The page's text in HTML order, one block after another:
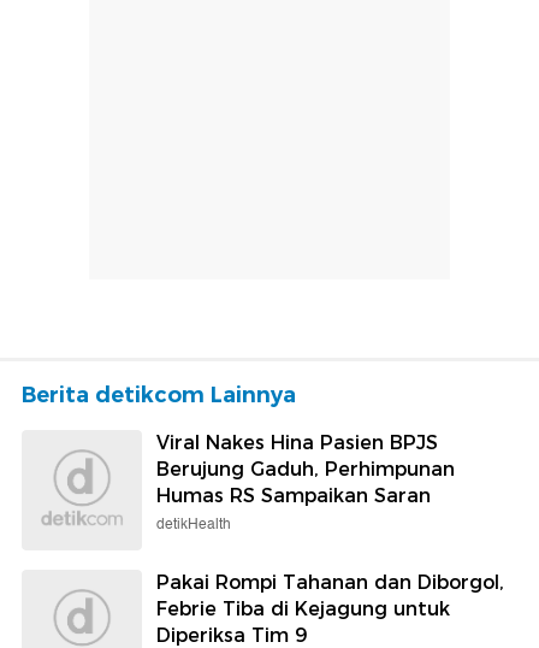
Berita detikcom Lainnya
Viral Nakes Hina Pasien BPJS
Berujung Gaduh, Perhimpunan
Humas RS Sampaikan Saran
detikHealth
Pakai Rompi Tahanan dan Diborgol,
Febrie Tiba di Kejagung untuk
Diperiksa Tim 9